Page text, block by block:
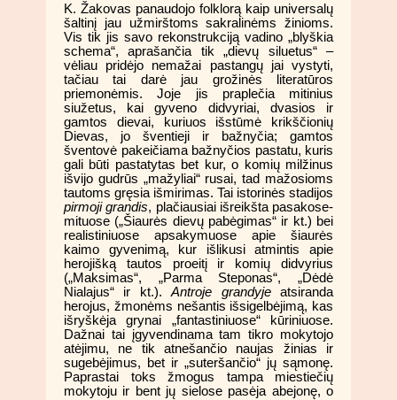
K. Žakovas panaudojo folklorą kaip universalų
šaltinį jau užmirštoms sakralinėms žinioms.
Vis tik jis savo rekonstrukciją vadino „blyškia
schema“, aprašančia tik „dievų siluetus“ –
vėliau pridėjo nemažai pastangų jai vystyti,
tačiau tai darė jau grožinės literatūros
priemonėmis. Joje jis praplečia mitinius
siužetus, kai gyveno didvyriai, dvasios ir
gamtos dievai, kuriuos išstūmė krikščionių
Dievas, jo šventieji ir bažnyčia; gamtos
šventovė pakeičiama bažnyčios pastatu, kuris
gali būti pastatytas bet kur, o komių milžinus
išvijo gudrūs „mažyliai“ rusai, tad mažosioms
tautoms gręsia išmirimas. Tai istorinės stadijos
pirmoji grandis, plačiausiai išreikšta pasakose-
mituose („Šiaurės dievų pabėgimas“ ir kt.) bei
realistiniuose apsakymuose apie šiaurės
kaimo gyvenimą, kur išlikusi atmintis apie
herojišką tautos proeitį ir komių didvyrius
(„Maksimas“, „Parma Steponas“, „Dėdė
Nialajus“ ir kt.).Antroje grandyjeatsiranda
herojus, žmonėms nešantis išsigelbėjimą, kas
išryškėja grynai „fantastiniuose“ kūriniuose.
Dažnai tai įgyvendinama tam tikro mokytojo
atėjimu, ne tik atnešančio naujas žinias ir
sugebėjimus, bet ir „suteršančio“ jų sąmonę.
Paprastai toks žmogus tampa miestiečių
mokytoju ir bent jų sielose pasėja abejonę, o